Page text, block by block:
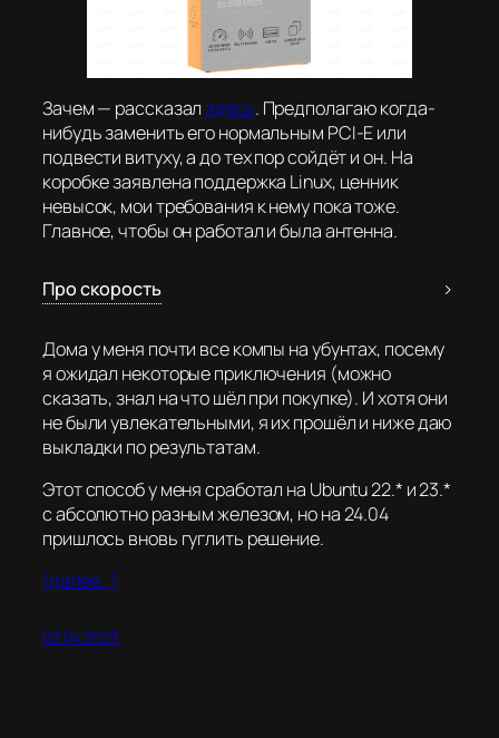
Зачем — рассказалздесь. Предполагаю когда-
нибудь заменить его нормальным PCI-E или
подвести витуху, а до тех пор сойдёт и он. На
коробке заявлена поддержка Linux, ценник
невысок, мои требования к нему пока тоже.
Главное, чтобы он работал и была антенна.
Про скорость
Дома у меня почти все компы на убунтах, посему
я ожидал некоторые приключения (можно
сказать, знал на что шёл при покупке). И хотя они
не были увлекательными, я их прошёл и ниже даю
выкладки по результатам.
Этот способ у меня сработал на Ubuntu 22.* и 23.*
с абсолютно разным железом, но на 24.04
пришлось вновь гуглить решение.
(далее…)
02.04.2023